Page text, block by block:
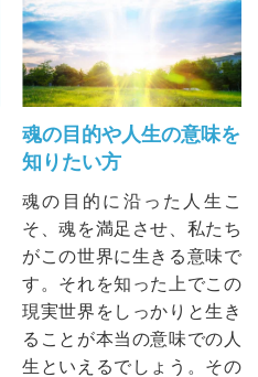
魂の目的や人生の意味を
知りたい方
魂の目的に沿った人生こ
そ、魂を満足させ、私たち
がこの世界に生きる意味で
す。それを知った上でこの
現実世界をしっかりと生き
ることが本当の意味での人
生といえるでしょう。その